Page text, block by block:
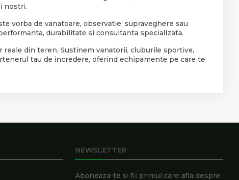
nostri.
vorba de vanatoare, observatie, supraveghere sau
durabilitate si consultanta specializata.
din teren. Sustinem vanatorii, cluburile sportive,
tau de incredere, oferind echipamente pe care te
NEWSLETTER
Aboneaza-te si fii primul care afla despre